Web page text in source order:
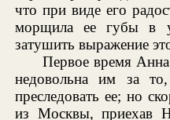
что при виде его
морщила ее губы в
затушить выражение
Первое время
недовольна им за
преследовать ее; но
из Москвы, приехав